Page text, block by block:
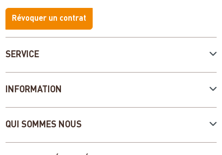
SERVICE
INFORMATION
QUI SOMMES NOUS
Révoquer un contrat